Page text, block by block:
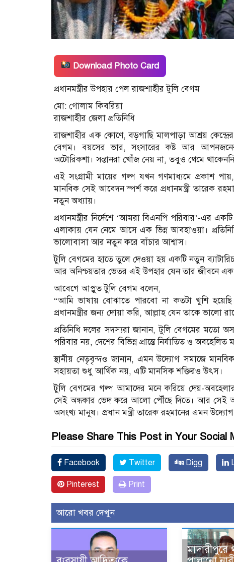
Download Photo Card
প্রধানমন্ত্রীর উপহার পেল রাজশাহীর টুলি বেগম
মো: গোলাম কিবরিয়া
রাজশাহীর জেলা প্রতিনিধি
রাজশাহীর এক কোণে, বড়গাছি মালপাড়া আশ্রয়
বেগম। বয়সের ভার, সংসারের কষ্ট আর আপনজনের
অটোরিকশা। সন্তানরা খোঁজ নেয় না, তবুও থেমে থাকেননি
এই সংগ্রামী মায়ের গল্প যখন গণমাধ্যমে প্রকাশ
মানবিক সেই আবেদন স্পর্শ করে প্রধানমন্ত্রী তারেক
নতুন অধ্যায়।
প্রধানমন্ত্রীর নির্দেশে ‘আমরা বিএনপি পরিবার’-এর
এলাকায় যেন নেমে আসে এক ভিন্ন আবহাওয়া।
ভালোবাসা আর নতুন করে বাঁচার আশ্বাস।
টুলি বেগমের হাতে তুলে দেওয়া হয় একটি নতুন
আর অনিশ্চয়তার ভেতর এই উপহার যেন তার জীবনে
আবেগে আপ্লুত টুলি বেগম বলেন,
“আমি ভাষায় বোঝাতে পারবো না কতটা খুশি
প্রধানমন্ত্রীর জন্য দোয়া করি, আল্লাহ যেন তাকে ভালো
প্রতিনিধি দলের সদস্যরা জানান, টুলি বেগমের মতো
পরিবার নয়, দেশের বিভিন্ন প্রান্তে নির্যাতিত ও
স্থানীয় নেতৃবৃন্দও জানান, এমন উদ্যোগ সমাজে
সহায়তা শুধু আর্থিক নয়, এটি মানসিক শক্তিরও উৎস।
টুলি বেগমের গল্প আমাদের মনে করিয়ে দেয়-
সেই অন্ধকার ভেদ করে আলো পৌঁছে দিতে। আর সেই
অসংখ্য মানুষ। প্রধান মন্ত্রী তারেক রহমানের এমন
Please Share This Post in Your Social
Facebook Twitter Digg
Pinterest Print
আরো খবর দেখুন
মাদারীপুরে